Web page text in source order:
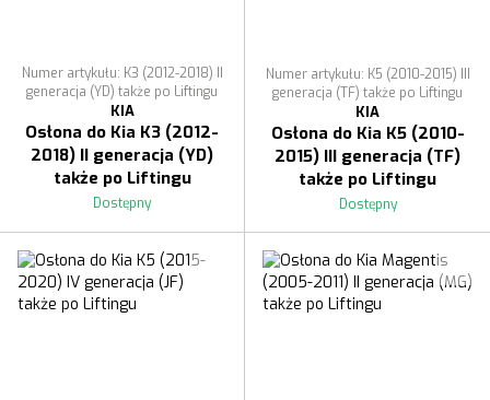
Numer artykułu: K3 (2012-2018) II
generacja (YD) także po Liftingu
KIA
Osłona do Kia K3 (2012-
2018) II generacja (YD)
także po Liftingu
Dostępny
Numer artykułu: K5 (2010-2015) III
generacja (TF) także po Liftingu
KIA
Osłona do Kia K5 (2010-
2015) III generacja (TF)
także po Liftingu
Dostępny